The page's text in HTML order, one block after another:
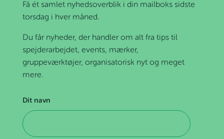
Få ét samlet nyhedsoverblik i din mailboks sidste
torsdag i hver måned.
Du får nyheder, der handler om alt fra tips til
spejderarbejdet, events, mærker,
gruppeværktøjer, organisatorisk nyt og meget
mere.
Dit navn